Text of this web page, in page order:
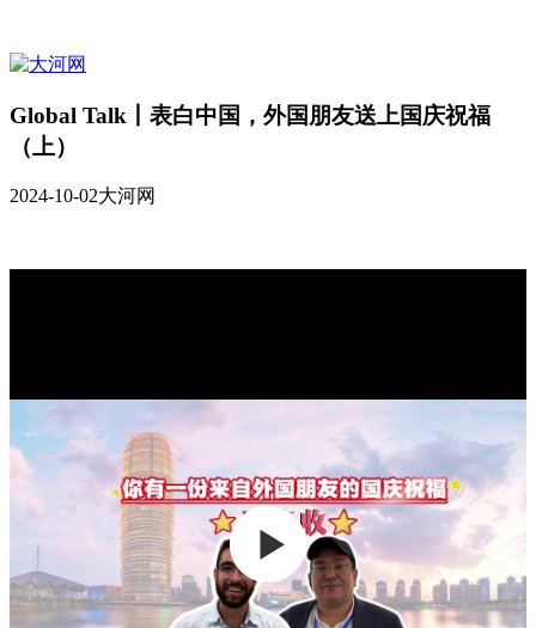
Global Talk丨表白中国，外国朋友送上国庆祝福
（上）
2024-10-02大河网